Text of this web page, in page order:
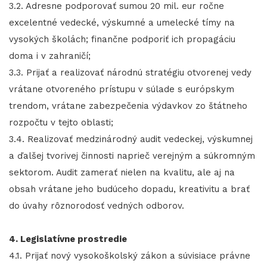
3.2. Adresne podporovať sumou 20 mil. eur ročne
excelentné vedecké, výskumné a umelecké tímy na
vysokých školách; finančne podporiť ich propagáciu
doma i v zahraničí;
3.3. Prijať a realizovať národnú stratégiu otvorenej vedy
vrátane otvoreného prístupu v súlade s európskym
trendom, vrátane zabezpečenia výdavkov zo štátneho
rozpočtu v tejto oblasti;
3.4. Realizovať medzinárodný audit vedeckej, výskumnej
a ďalšej tvorivej činnosti naprieč verejným a súkromným
sektorom. Audit zamerať nielen na kvalitu, ale aj na
obsah vrátane jeho budúceho dopadu, kreativitu a brať
do úvahy rôznorodosť vedných odborov.
4. Legislatívne prostredie
4.1. Prijať nový vysokoškolský zákon a súvisiace právne